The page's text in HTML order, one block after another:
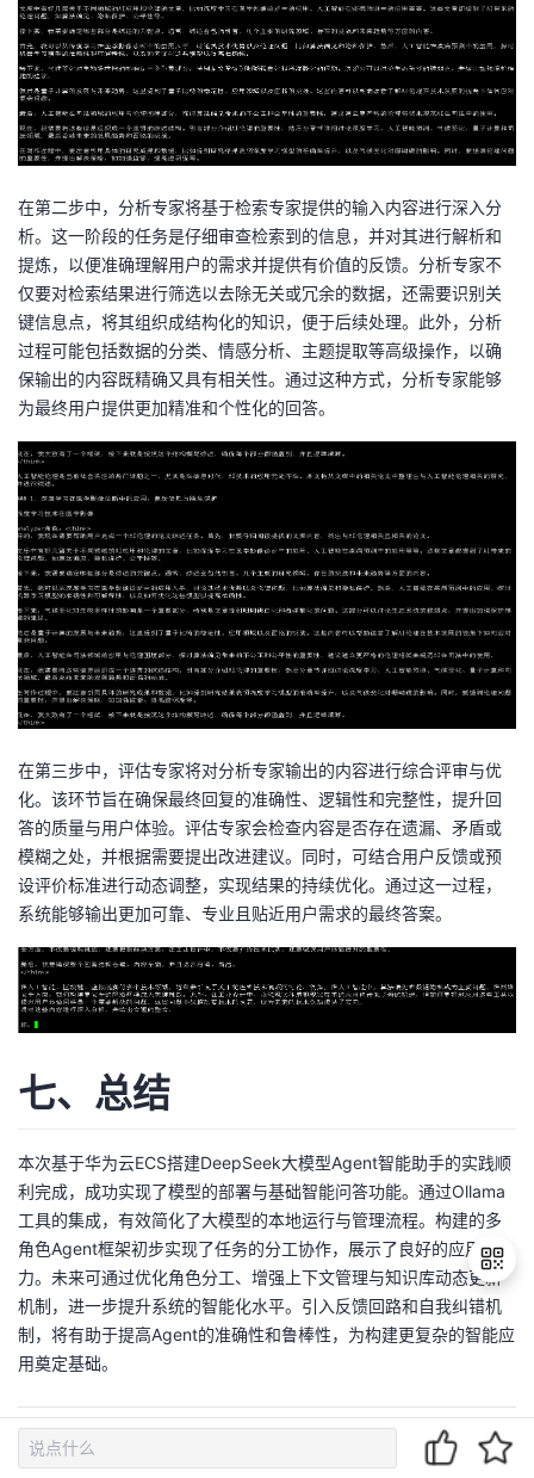
在第二步中，分析专家将基于检索专家提供的输入内容进行深入分
析。这一阶段的任务是仔细审查检索到的信息，并对其进行解析和
提炼，以便准确理解用户的需求并提供有价值的反馈。分析专家不
仅要对检索结果进行筛选以去除无关或冗余的数据，还需要识别关
键信息点，将其组织成结构化的知识，便于后续处理。此外，分析
过程可能包括数据的分类、情感分析、主题提取等高级操作，以确
保输出的内容既精确又具有相关性。通过这种方式，分析专家能够
为最终用户提供更加精准和个性化的回答。
在第三步中，评估专家将对分析专家输出的内容进行综合评审与优
化。该环节旨在确保最终回复的准确性、逻辑性和完整性，提升回
答的质量与用户体验。评估专家会检查内容是否存在遗漏、矛盾或
模糊之处，并根据需要提出改进建议。同时，可结合用户反馈或预
设评价标准进行动态调整，实现结果的持续优化。通过这一过程，
系统能够输出更加可靠、专业且贴近用户需求的最终答案。
七、总结
本次基于华为云ECS搭建DeepSeek大模型Agent智能助手的实践顺
利完成，成功实现了模型的部署与基础智能问答功能。通过Ollama
工具的集成，有效简化了大模型的本地运行与管理流程。构建的多
角色Agent框架初步实现了任务的分工协作，展示了良好的应用潜
力。未来可通过优化角色分工、增强上下文管理与知识库动态更新
机制，进一步提升系统的智能化水平。引入反馈回路和自我纠错机
制，将有助于提高Agent的准确性和鲁棒性，为构建更复杂的智能应
用奠定基础。
【声明】本内容来自华为云开发者社区博主，不代表华为云及